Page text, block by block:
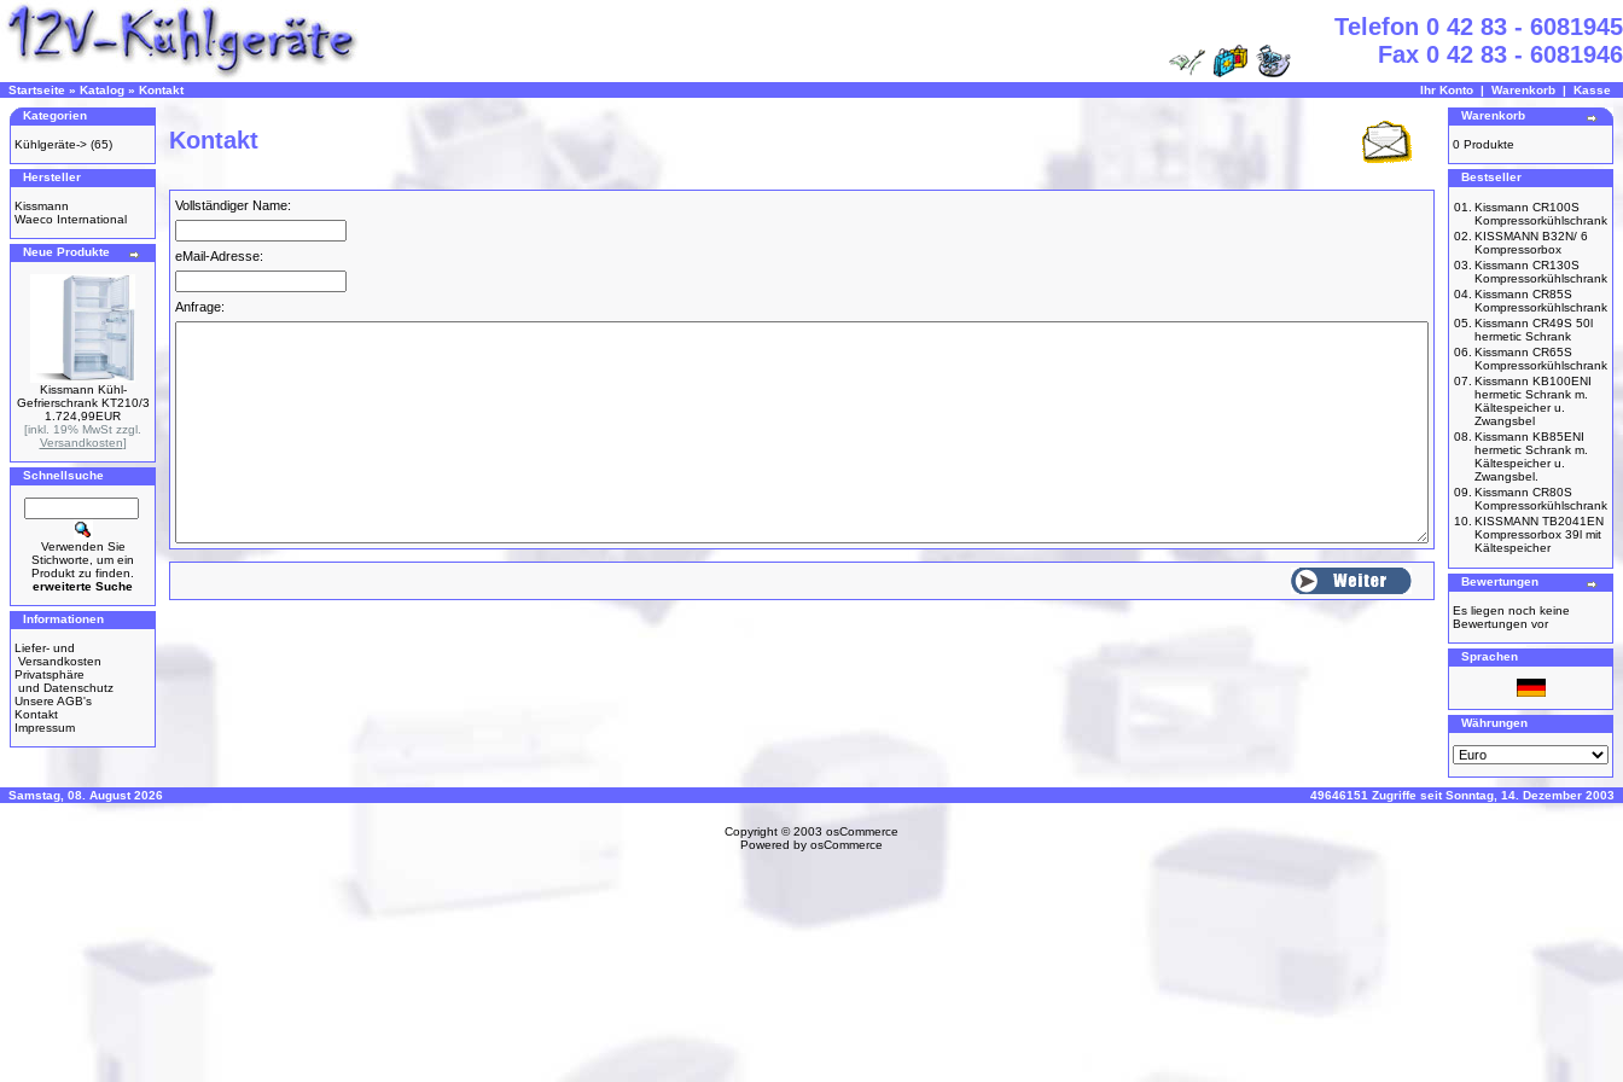
Telefon 0 42 83 - 6081945
Fax 0 42 83 - 6081946
Startseite » Katalog » Kontakt Ihr Konto | Warenkorb | Kasse
Kategorien
Kühlgeräte-> (65)
Hersteller
Kissmann
Waeco International
Neue Produkte
Kissmann Kühl-
Gefrierschrank KT210/3
1.724,99EUR
[inkl. 19% MwSt zzgl.
Versandkosten]
Schnellsuche
Verwenden Sie
Stichworte, um ein
Produkt zu finden.
erweiterte Suche
Informationen
Liefer- und
Versandkosten
Privatsphäre
und Datenschutz
Unsere AGB's
Kontakt
Impressum
Kontakt
Vollständiger Name:
eMail-Adresse:
Anfrage:
Warenkorb
0 Produkte
Bestseller
01.
Kissmann CR100S
Kompressorkühlschrank
02. KISSMANN B32N/ 6
Kompressorbox
03. Kissmann CR130S
Kompressorkühlschrank
04. Kissmann CR85S
Kompressorkühlschrank
05. Kissmann CR49S 50l
hermetic Schrank
06. Kissmann CR65S
Kompressorkühlschrank
07. Kissmann KB100ENI
hermetic Schrank m.
Kältespeicher u.
Zwangsbel
08. Kissmann KB85ENI
hermetic Schrank m.
Kältespeicher u.
Zwangsbel.
09. Kissmann CR80S
Kompressorkühlschrank
10. KISSMANN TB2041EN
Kompressorbox 39l mit
Kältespeicher
Bewertungen
Es liegen noch keine
Bewertungen vor
Sprachen
Währungen
Samstag, 08. August 2026 49646151 Zugriffe seit Sonntag, 14. Dezember 2003
Copyright © 2003 osCommerce
Powered by osCommerce